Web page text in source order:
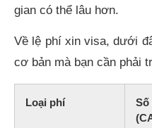
gian có thể lâu hơn.
Về lệ phí xin visa, dưới
cơ bản mà bạn cần phải
Loại phí
Số